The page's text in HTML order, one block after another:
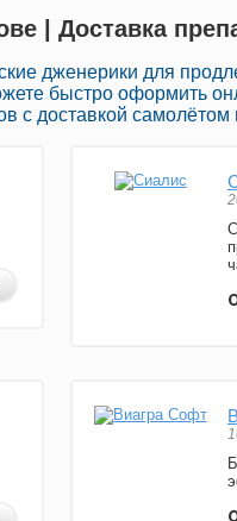
| Доставка
дженерики для
быстро оформить
с доставкой